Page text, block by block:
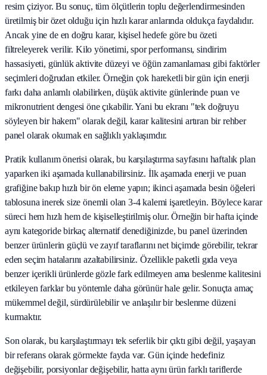
resim çiziyor. Bu sonuç, tüm ölçütlerin toplu değerlendirmesinden
üretilmiş bir özet olduğu için hızlı karar anlarında oldukça faydalıdır.
Ancak yine de en doğru karar, kişisel hedefe göre bu özeti
filtreleyerek verilir. Kilo yönetimi, spor performansı, sindirim
hassasiyeti, günlük aktivite düzeyi ve öğün zamanlaması gibi faktörler
seçimleri doğrudan etkiler. Örneğin çok hareketli bir gün için enerji
farkı daha anlamlı olabilirken, düşük aktivite günlerinde puan ve
mikronutrient dengesi öne çıkabilir. Yani bu ekranı "tek doğruyu
söyleyen bir hakem" olarak değil, karar kalitesini artıran bir rehber
panel olarak okumak en sağlıklı yaklaşımdır.
Pratik kullanım önerisi olarak, bu karşılaştırma sayfasını haftalık plan
yaparken iki aşamada kullanabilirsiniz. İlk aşamada enerji ve puan
grafiğine bakıp hızlı bir ön eleme yapın; ikinci aşamada besin öğeleri
tablosuna inerek size önemli olan 3-4 kalemi işaretleyin. Böylece karar
süreci hem hızlı hem de kişiselleştirilmiş olur. Örneğin bir hafta içinde
aynı kategoride birkaç alternatif denediğinizde, bu panel üzerinden
benzer ürünlerin güçlü ve zayıf taraflarını net biçimde görebilir, tekrar
eden seçim hatalarını azaltabilirsiniz. Özellikle paketli gıda veya
benzer içerikli ürünlerde gözle fark edilmeyen ama beslenme kalitesini
etkileyen farklar bu yöntemle daha görünür hale gelir. Sonuçta amaç
mükemmel değil, sürdürülebilir ve anlaşılır bir beslenme düzeni
kurmaktır.
Son olarak, bu karşılaştırmayı tek seferlik bir çıktı gibi değil, yaşayan
bir referans olarak görmekte fayda var. Gün içinde hedefiniz
değişebilir, porsiyonlar değişebilir, hatta aynı ürün farklı tariflerde